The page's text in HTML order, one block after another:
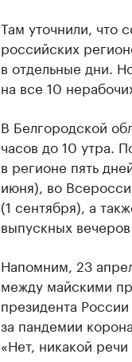
Там уточнили, что
российских
в отдельные дни.
на все 10
В Белгородской
часов до 10 утра.
в регионе пять
июня), во
(1 сентября), а
выпускных
Напомним, 23
между майскими
президента
за пандемии
«Нет, никакой